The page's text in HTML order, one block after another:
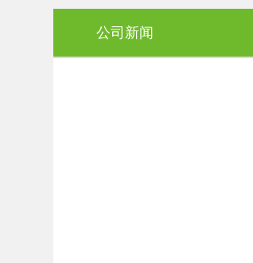
公司新闻